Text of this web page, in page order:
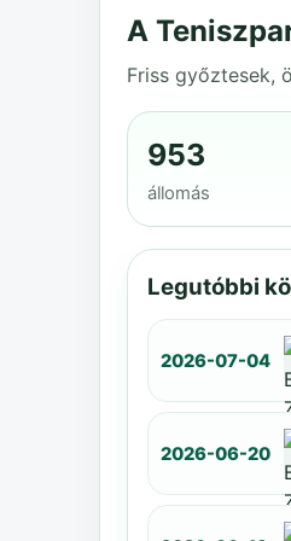
A
Friss győztesek,
953
állomás
Legutóbbi
2026-07-04
2026-06-20